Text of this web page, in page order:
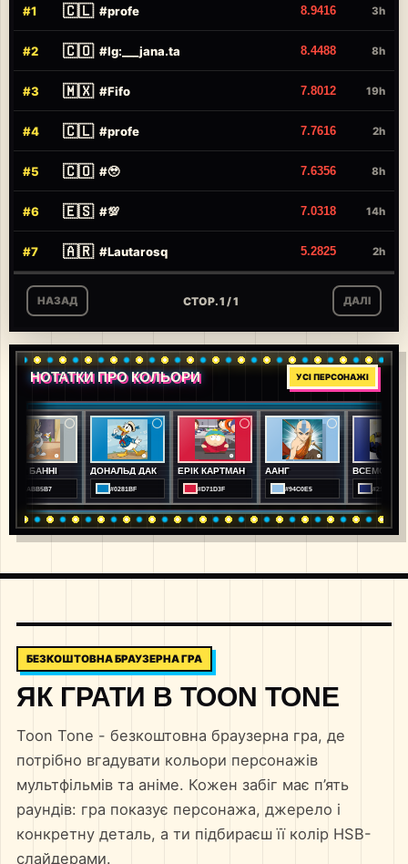
#1 🇨🇱 #profe 8.9416 3h
#2 🇨🇴 #Ig:___jana.ta 8.4488 8h
#3 🇲🇽 #Fifo 7.8012 19h
#4 🇨🇱 #profe 7.7616 2h
#5 🇨🇴 #🥹 7.6356 8h
#6 🇪🇸 #💯 7.0318 14h
#7 🇦🇷 #Lautarosq 5.2825 2h
НАЗАД СТОР. 1 / 1 ДАЛІ
НОТАТКИ ПРО КОЛЬОРИ УСІ ПЕРСОНАЖІ
ДОНАЛЬД ДАК ЕРІК КАРТМАН ААНГ ВСЕМОГУТНІЙ
БЕЗКОШТОВНА БРАУЗЕРНА ГРА
ЯК ГРАТИ В TOON TONE
Toon Tone - безкоштовна браузерна гра, де
потрібно вгадувати кольори персонажів
мультфільмів та аніме. Кожен забіг має п’ять
раундів: гра показує персонажа, джерело і
конкретну деталь, а ти підбираєш її колір HSB-
слайдерами.